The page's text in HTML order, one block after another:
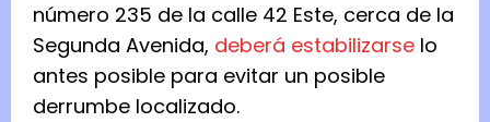
número 235 de la calle 42 Este, cerca de la
Segunda Avenida, deberá estabilizarse lo
antes posible para evitar un posible
derrumbe localizado.